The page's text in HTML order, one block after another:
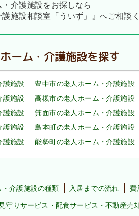
介護施設をお探しなら
護施設相談室「ういず」』へご相談く
ーム・介護施設を探す
護施設
豊中市の老人ホーム・介護施設
護施設
高槻市の老人ホーム・介護施設
護施設
箕面市の老人ホーム・介護施設
護施設
島本町の老人ホーム・介護施設
護施設
能勢町の老人ホーム・介護施設
・介護施設の種類 入居までの流れ 費
守りサービス・配食サービス・不動産売